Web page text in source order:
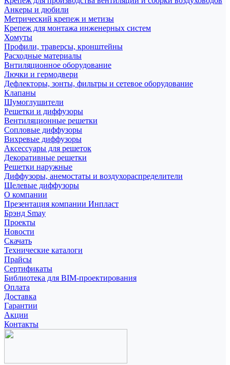
Анкеры и дюбили
Метрический крепеж и метизы
Крепеж для монтажа инженерных систем
Хомуты
Профили, траверсы, кронштейны
Расходные материалы
Внтиляционное оборудование
Лючки и гермодвери
Дефлекторы, зонты, фильтры и сетевое оборудование
Клапаны
Шумоглушители
Решетки и диффузоры
Вентиляционные решетки
Сопловые диффузоры
Вихревые диффузоры
Аксессуары для решеток
Декоративные решетки
Решетки наружные
Диффузоры, анемостаты и воздухораспределители
Щелевые диффузоры
О компании
Презентация компании Инпласт
Брэнд Smay
Проекты
Новости
Скачать
Технические каталоги
Прайсы
Сертификаты
Библиотека для BIM-проектирования
Оплата
Доставка
Гарантии
Акции
Контакты